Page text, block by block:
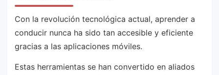
Con la revolución tecnológica actual, aprender a
conducir nunca ha sido tan accesible y eficiente
gracias a las aplicaciones móviles.
Estas herramientas se han convertido en aliados